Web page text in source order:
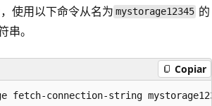
使用以下命令从名为 mystorage12345 的
串。
Copiar